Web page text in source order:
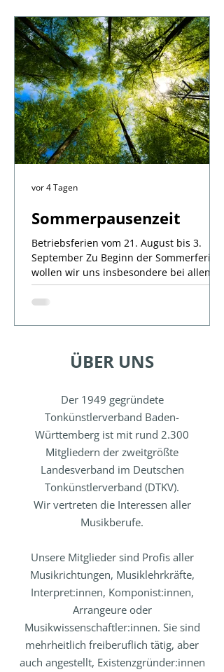
Sommerpausenzeit
Betriebsferien vom 21. August bis 3.
September Zu Beginn der Sommerferien
wollen wir uns insbesondere bei allen
Lehrkräften ganz herzlich bedanken, die
im vergangenen Schul- und Studienjahr
Anmeldeschluss 31. Juli insgesamt
uns sehr gefreut. Jetzt heißt es einmal
durchatmen, Kraft tanken (und üben nic
vor 4 Tagen
ÜBER UNS
Der 1949 gegründete
Tonkünstlerverband Baden-
Württemberg ist mit rund 2.300
Mitgliedern der zweitgrößte
Landesverband im Deutschen
Tonkünstlerverband (DTKV).
Wir vertreten die Interessen aller
Musikberufe.
Unsere Mitglieder sind Profis aller
Musikrichtungen, Musiklehrkräfte,
Interpret:innen, Komponist:innen,
Arrangeure oder
Musikwissenschaftler:innen. Sie sind
mehrheitlich freiberuflich tätig, aber
auch angestellt, Existenzgründer:innen